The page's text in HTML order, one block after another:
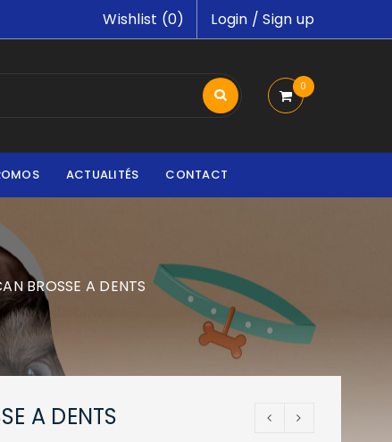
Login /Sign up
Wishlist (0)
0
ACTUALITÉS CONTACT
BROSSE A DENTS
A DENTS